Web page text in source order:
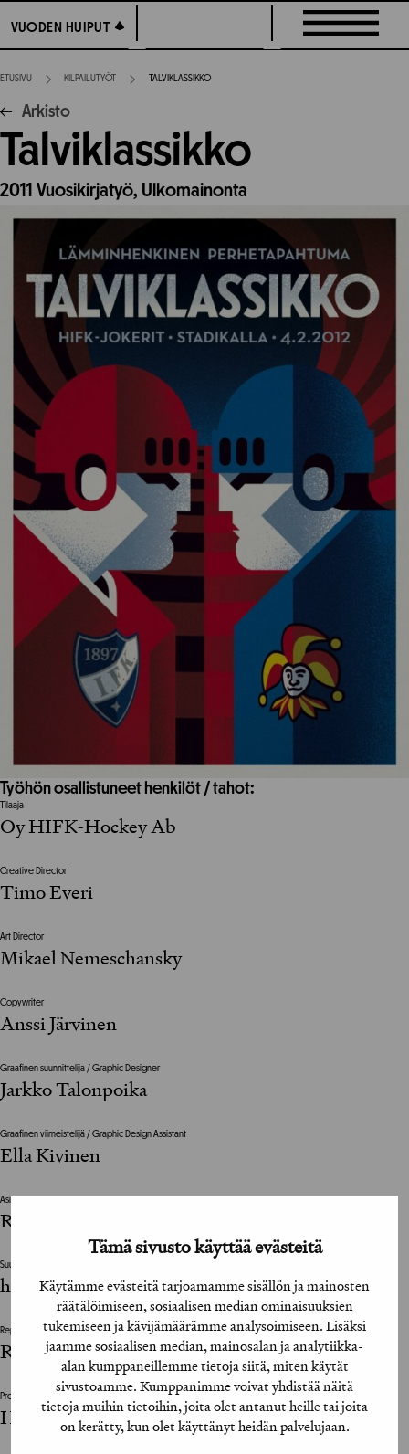
Tämä sivusto käyttää evästeitä
Käytämme evästeitä tarjoamamme sisällön ja mainosten
räätälöimiseen, sosiaalisen median ominaisuuksien
tukemiseen ja kävijämäärämme analysoimiseen. Lisäksi
jaamme sosiaalisen median, mainosalan ja analytiikka-
alan kumppaneillemme tietoja siitä, miten käytät
sivustoamme. Kumppanimme voivat yhdistää näitä
tietoja muihin tietoihin, joita olet antanut heille tai joita
on kerätty, kun olet käyttänyt heidän palvelujaan.
suoraan
sisältöön
VUODEN HUIPUT
VUODEN HUIPUT
ETUSIVU KILPAILUTYÖT TALVIKLASSIKKO
Arkisto
Talviklassikko
2011 Vuosikirjatyö, Ulkomainonta
Työhön osallistuneet henkilöt / tahot:
Tilaaja
Oy HIFK-Hockey Ab
Creative Director
Timo Everi
Art Director
Mikael Nemeschansky
Copywriter
Anssi Järvinen
Graafinen suunnittelija / Graphic Designer
Jarkko Talonpoika
Graafinen viimeistelijä / Graphic Design Assistant
Ella Kivinen
Asiakkaan vastuuhenkilö / Clients Representative
Roland Carlsson
Suunnittelutoimisto / Design Agency
hasan & partners
Repro / Reproduction
Reprostudio & Heku Oy
Projektinjohto / Project Management
Heidi Gutekunst, Mikko Rosvall